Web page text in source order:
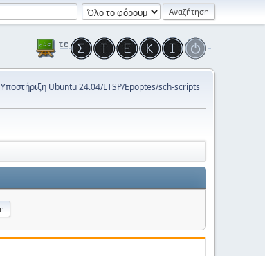
Υποστήριξη Ubuntu 24.04/LTSP/Epoptes/sch-scripts